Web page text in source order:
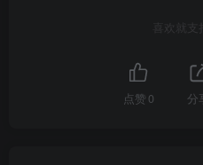
喜欢就
点赞 0 分